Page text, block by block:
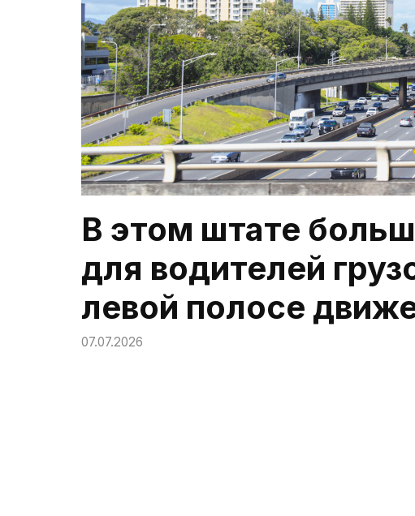
В этом штате
для водителей
левой полосе
07.07.2026